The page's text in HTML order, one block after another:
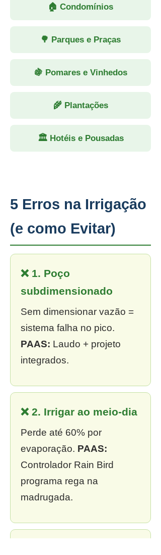
🏠 Condomínios
🌳 Parques e Praças
🍇 Pomares e Vinhedos
🌾 Plantações
🏛 Hotéis e Pousadas
5 Erros na Irrigação
(e como Evitar)
❌ 1. Poço
subdimensionado
Sem dimensionar vazão =
sistema falha no pico.
PAAS: Laudo + projeto
integrados.
❌ 2. Irrigar ao meio-dia
Perde até 60% por
evaporação. PAAS:
Controlador Rain Bird
programa rega na
madrugada.